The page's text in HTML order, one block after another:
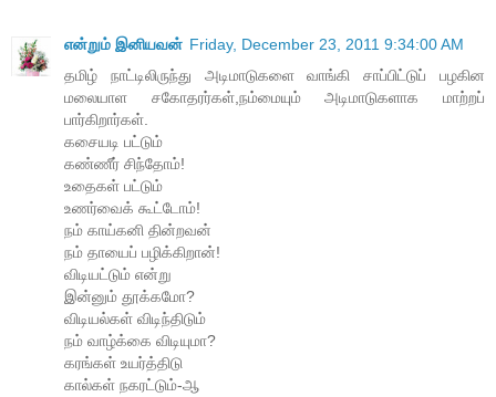
என்றும் இனியவன் Friday, December 23, 2011 9:34:00 AM
தமிழ் நாட்டிலிருந்து அடிமாடுகளை வாங்கி சாப்பிட்டுப் பழகின
மலையாள சகோதரர்கள்,நம்மையும் அடிமாடுகளாக மாற்றப்
பார்கிறார்கள்.
கசையடி பட்டும்
கண்ணீர் சிந்தோம்!
உதைகள் பட்டும்
உணர்வைக் கூட்டோம்!
நம் காய்கனி தின்றவன்
நம் தாயைப் பழிக்கிறான்!
விடியட்டும் என்று
இன்னும் தூக்கமோ?
விடியல்கள் விடிந்திடும்
நம் வாழ்க்கை விடியுமா?
கரங்கள் உயர்த்திடு
கால்கள் நகரட்டும்-ஆ